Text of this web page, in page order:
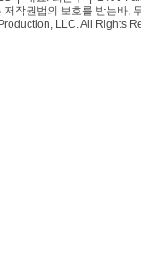
작권법의 보호를 받는바,
LLC. All Rights